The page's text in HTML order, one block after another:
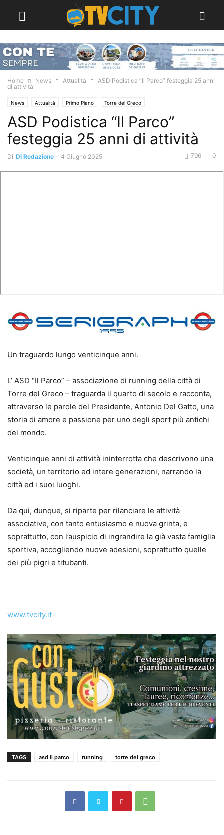
Home News Attualità
ASD Podistica “Il Parco” festeggia 25 anni
di attività
News Attualità Primo Piano Torre del Greco
ASD Podistica “Il Parco”
festeggia 25 anni di attività
Di Di Redazione - 4 Giugno 2025 0
796
Un traguardo lungo venticinque anni.
L’ ASD “Il Parco” – associazione di running della città di
Torre del Greco – traguarda il quarto di secolo e racconta,
attraverso le parole del Presidente, Antonio Del Gatto, una
storia di amore e passione per uno degli sport più antichi
del mondo.
Venticinque anni di attività ininterrotta che descrivono una
società, un territorio ed intere generazioni, narrando la
città ed i suoi luoghi.
Da qui, dunque, si riparte per rilanciare le attività
associative, con tanto entusiasmo e nuova grinta, e
soprattutto, con l’auspicio di ingrandire la già vasta famiglia
sportiva, accogliendo nuove adesioni, soprattutto quelle
dei più pigri e titubanti.
www.tvcity.it
TAGS asd il parco running torre del greco